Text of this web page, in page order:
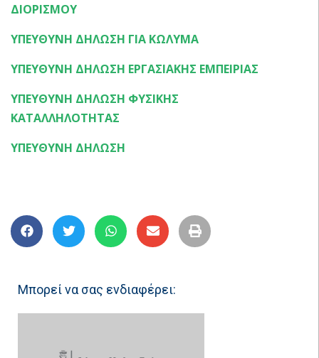
ΔΙΟΡΙΣΜΟΥ
ΥΠΕΥΘΥΝΗ ΔΗΛΩΣΗ ΓΙΑ ΚΩΛΥΜΑ
ΥΠΕΥΘΥΝΗ ΔΗΛΩΣΗ ΕΡΓΑΣΙΑΚΗΣ ΕΜΠΕΙΡΙΑΣ
ΥΠΕΥΘΥΝΗ ΔΗΛΩΣΗ ΦΥΣΙΚΗΣ
ΚΑΤΑΛΛΗΛΟΤΗΤΑΣ
ΥΠΕΥΘΥΝΗ ΔΗΛΩΣΗ
Μπορεί να σας ενδιαφέρει: